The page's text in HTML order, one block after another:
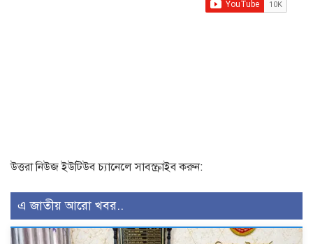
উত্তরা নিউজ ইউটিউব চ্যানেলে সাবস্ক্রাইব করুন:
এ জাতীয় আরো খবর..